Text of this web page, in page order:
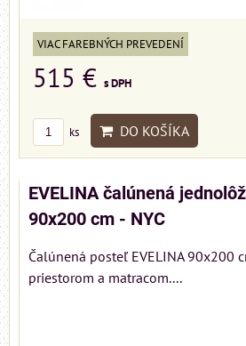
VIAC FAREBNÝCH PREVEDENÍ
515 € s DPH
ks DO KOŠÍKA
EVELINA čalúnená
90x200 cm - NYC
Čalúnená posteľ EVELINA 90x200
priestorom a matracom....